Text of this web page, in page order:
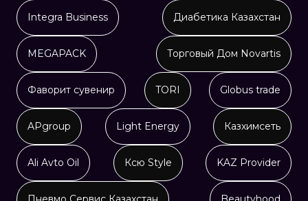
Integra Business Диабетика Казахстан
MEGAPACK Торговый Дом Novartis
Фаворит сувенир TORI Globus trade
APgroup Light Energy Казхимсеть
Ali Avto Oil Ксю Style KAZ Provider